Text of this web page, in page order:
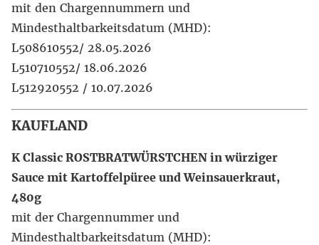
mit den Chargennummern und
Mindesthaltbarkeitsdatum (MHD):
L508610552/ 28.05.2026
L510710552/ 18.06.2026
L512920552 / 10.07.2026
KAUFLAND
K Classic ROSTBRATWÜRSTCHEN in würziger
Sauce mit Kartoffelpüree und Weinsauerkraut,
480g
mit der Chargennummer und
Mindesthaltbarkeitsdatum (MHD):